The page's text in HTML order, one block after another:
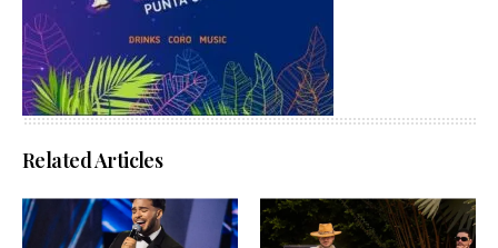
Related Articles